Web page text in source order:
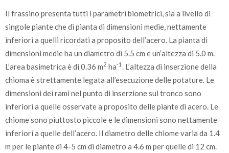
Il frassino presenta tutti i parametri biometrici, sia a livello di
singole piante che di pianta di dimensioni medie, nettamente
inferiori a quelli ricordati a proposito dell’acero. La pianta di
dimensioni medie ha un diametro di 5.5 cm e un’altezza di 5.0 m.
L’area basimetrica è di 0.36 m2 ha-1 . L’altezza di inserzione della
chioma è strettamente legata all’esecuzione delle potature. Le
dimensioni dei rami nel punto di inserzione sul tronco sono
inferiori a quelle osservate a proposito delle piante di acero. Le
chiome sono piuttosto piccole e le dimensioni sono nettamente
inferiori a quelle dell’acero. Il diametro delle chiome varia da 1.4
m per le piante di 4-5 cm di diametro a 4.6 m per quelle di 12 cm.